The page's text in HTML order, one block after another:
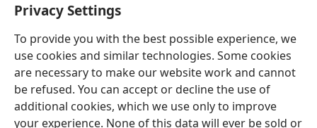
Privacy Settings
To provide you with the best possible experience, we
use cookies and similar technologies. Some cookies
are necessary to make our website work and cannot
be refused. You can accept or decline the use of
additional cookies, which we use only to improve
your experience. None of this data will ever be sold or
windo)Ol Video
Lukaotem Insaed Long JW.ORG
Presen Mane
(openem
wan
niufala
windo)
Wajtaoa LAEBRI LONG INTENET™
(openem